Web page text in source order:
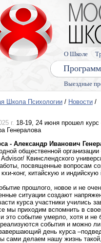
Выездные
О Школе
Школа Психологии / Новости /
г. 18-19, 24 июня прошел
Генералова
- Александр Иванович
общественной
Квинслендского
посвященные вопросам
конг, китайскую и индийскую
прошлого, новое и не
ситуации создают
курса участники учились
мы приходим вспомнить в
это событие умерло, хотя и
события и можно
день курса
сами делаем нашу жизнь